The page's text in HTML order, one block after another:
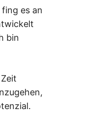
es an
bin